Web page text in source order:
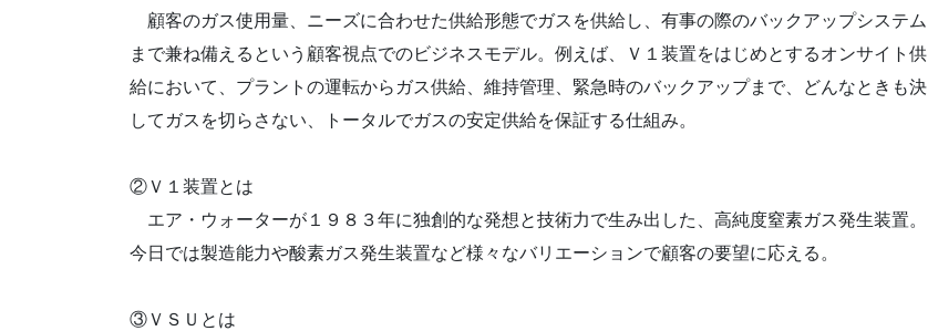
顧客のガス使用量、ニーズに合わせた供給形態でガスを供給し、有事の際のバックアップシステム
まで兼ね備えるという顧客視点でのビジネスモデル。例えば、Ｖ１装置をはじめとするオンサイト供
給において、プラントの運転からガス供給、維持管理、緊急時のバックアップまで、どんなときも決
してガスを切らさない、トータルでガスの安定供給を保証する仕組み。
②Ｖ１装置とは
エア・ウォーターが１９８３年に独創的な発想と技術力で生み出した、高純度窒素ガス発生装置。
今日では製造能力や酸素ガス発生装置など様々なバリエーションで顧客の要望に応える。
③ＶＳＵとは